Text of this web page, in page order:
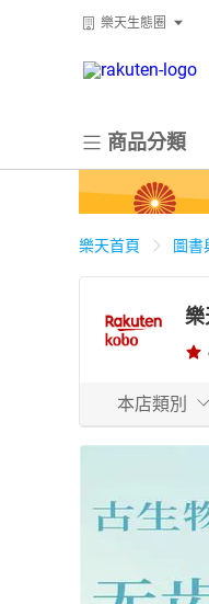
樂天生態圈
商品分類
樂天首頁 圖書
本店類別